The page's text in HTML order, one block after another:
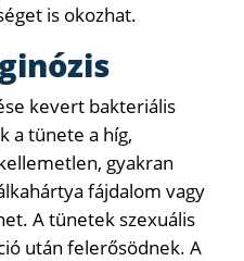
is okozhat.
kevert bakteriális
a tünete a híg,
gyakran
fájdalom vagy
A tünetek szexuális
után felerősödnek. A